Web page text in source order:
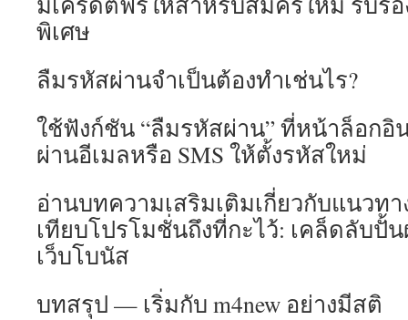
พิเศษ
ลืมรหัสผ่านจำเป็นต้องทำเช่นไร?
ใช้ฟังก์ชัน “ลืมรหัสผ่าน” ที่หน้าล็อกอิ
ผ่านอีเมลหรือ SMS ให้ตั้งรหัสใหม่
อ่านบทความเสริมเติมเกี่ยวกับแนวทา
เทียบโปรโมชั่นถึงที่กะไว้: เคล็ดลับปั้
เว็บโบนัส
บทสรุป — เริ่มกับ m4new อย่างมีสติ